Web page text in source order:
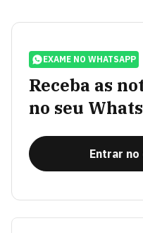
EXAME NO WHATSAPP
Receba as
no seu
Entrar no